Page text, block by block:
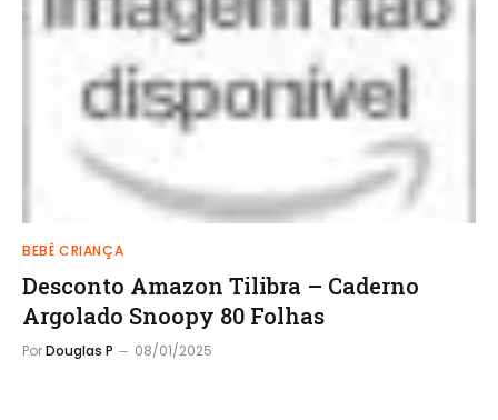
BEBÊ CRIANÇA
Desconto Amazon Tilibra – Caderno
Argolado Snoopy 80 Folhas
PorDouglas P 08/01/2025